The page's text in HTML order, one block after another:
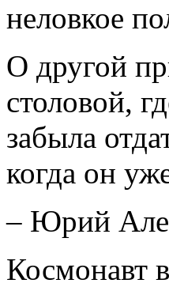
неловкое
О другой
столовой,
забыла
когда он
– Юрий
Космонавт